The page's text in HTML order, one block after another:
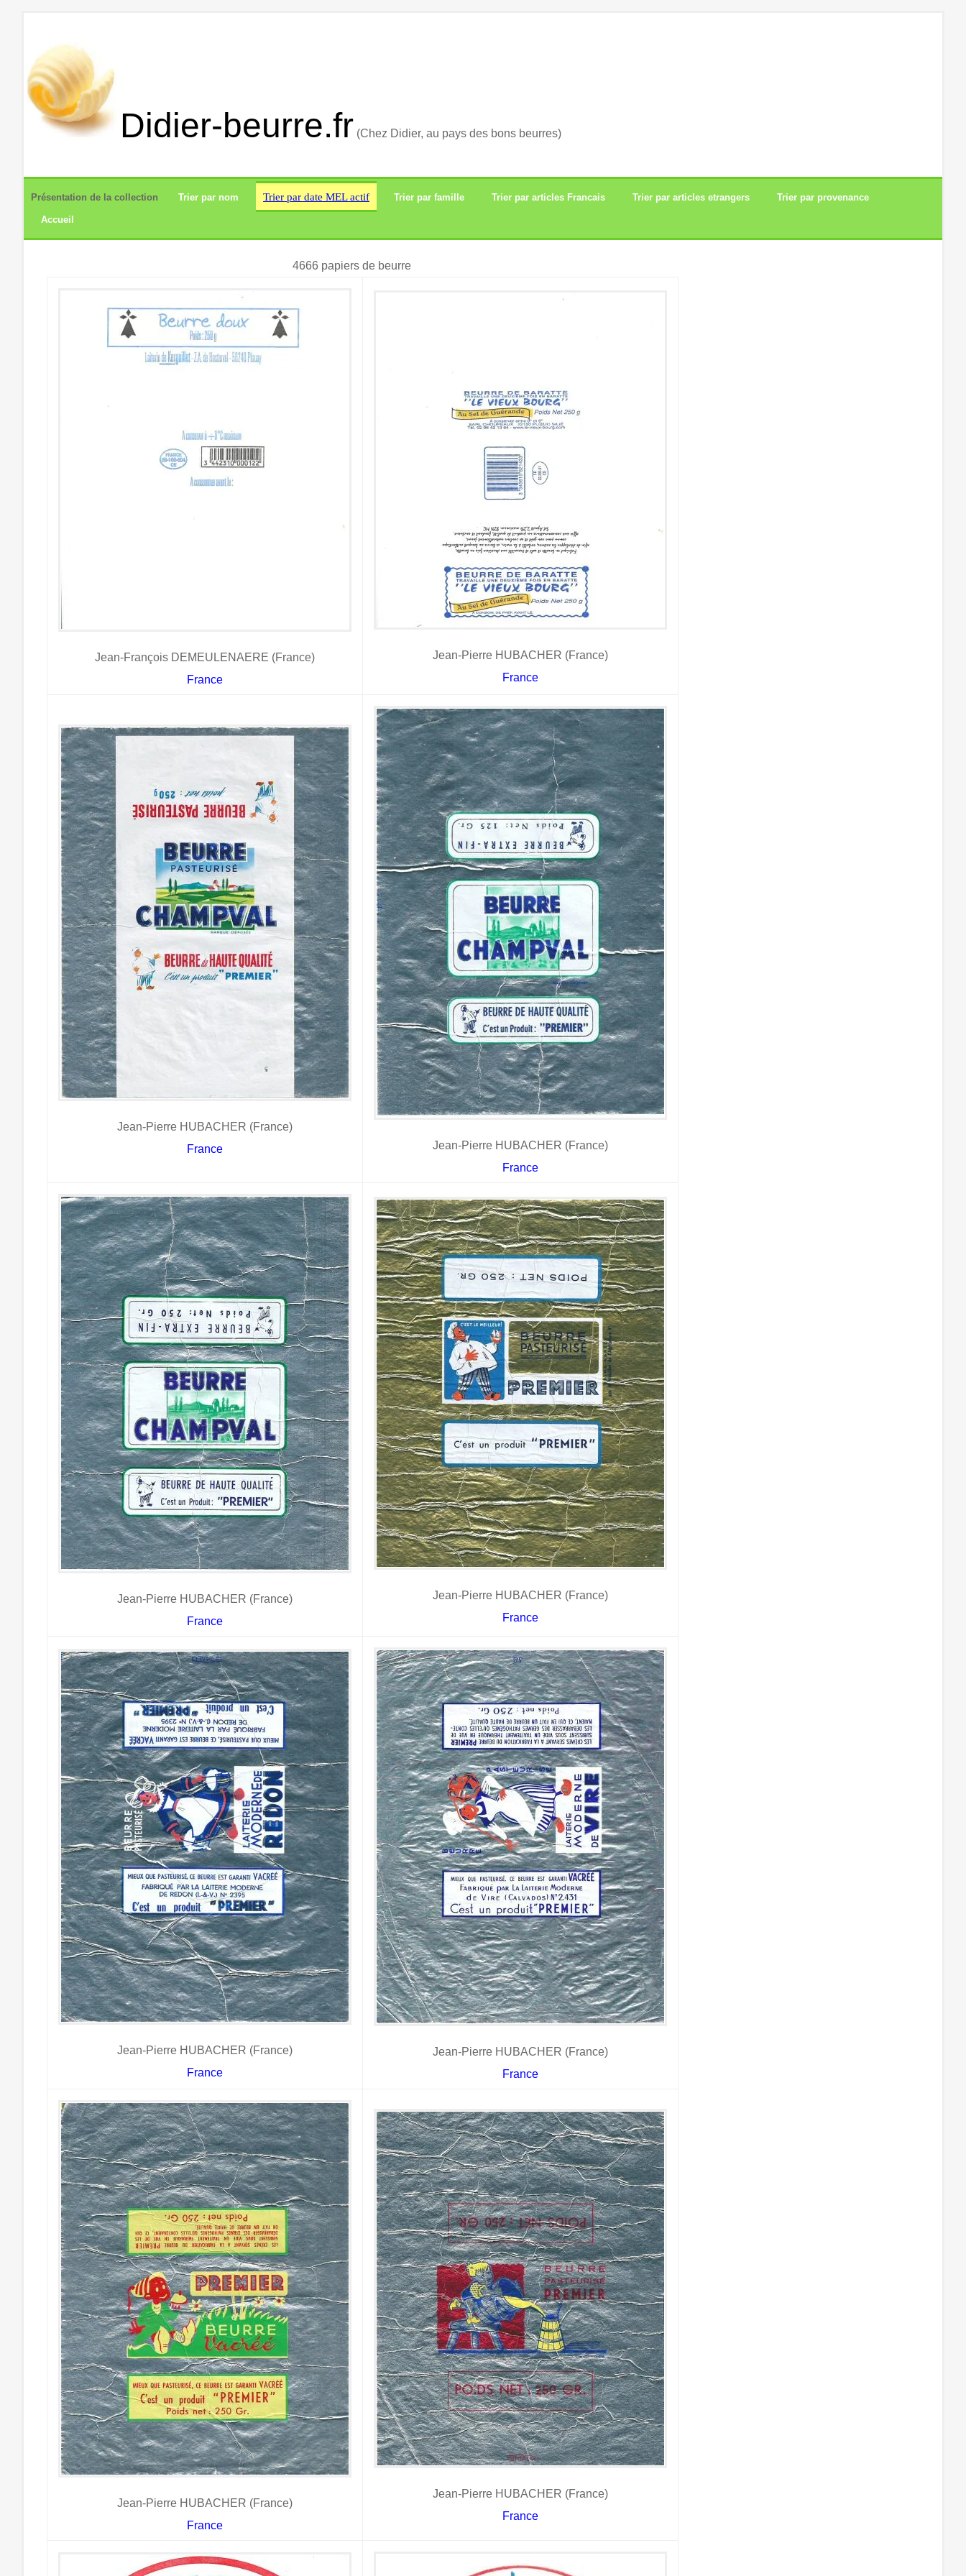
Didier-beurre.fr (Chez Didier, au pays des bons beurres)
Présentation de la collection Trier par nom Trier par date MEL actif Trier par famille Trier par articles Francais Trier par articles etrangers Trier par provenance
Accueil
4666 papiers de beurre
Jean-François DEMEULENAERE (France)
France
Jean-Pierre HUBACHER (France)
France
Jean-Pierre HUBACHER (France)
France
Jean-Pierre HUBACHER (France)
France
Jean-Pierre HUBACHER (France)
France
Jean-Pierre HUBACHER (France)
France
Jean-Pierre HUBACHER (France)
France
Jean-Pierre HUBACHER (France)
France
Jean-Pierre HUBACHER (France)
France
Jean-Pierre HUBACHER (France)
France